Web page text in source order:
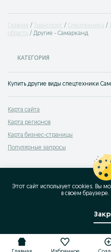
Главная Транспорт Спецтехника
область
Другие - Самарканд
КАТЕГОРИЯ
Карта сайта
Карта регионов
Карта бизнес-страницы
Популярные запросы
Этот сайт использует cookies. Вы
в своeм браузере.